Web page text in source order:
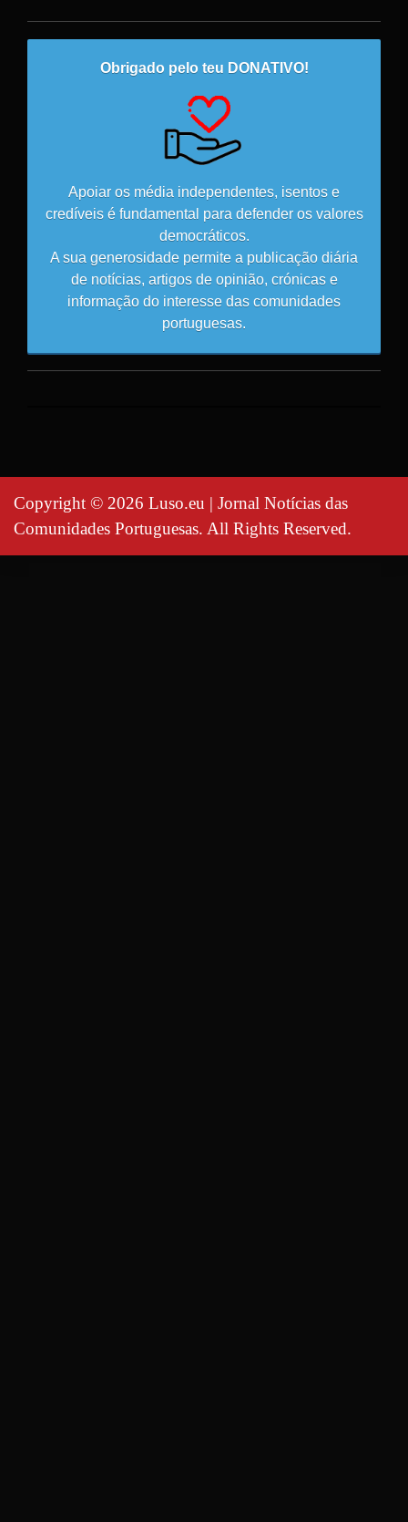
Obrigado pelo teu DONATIVO!
Apoiar os média independentes, isentos e
credíveis é fundamental para defender os valores
democráticos.
A sua generosidade permite a publicação diária
de notícias, artigos de opinião, crónicas e
informação do interesse das comunidades
portuguesas.
Copyright © 2026 Luso.eu | Jornal Notícias das
Comunidades Portuguesas. All Rights Reserved.